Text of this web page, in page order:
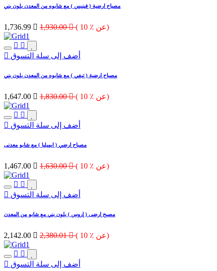
مصباح ارضية ( فينيس ) مع شابوه من المعدن بلون بني
1,736.99  1,930.00 ( 10 ٪ عن)
أضف إلى سلة التسوق
مصباح ارضية ( تيفي ) مع شابوه من المعدن بلون بني
1,647.00  1,830.00 ( 10 ٪ عن)
أضف إلى سلة التسوق
مصباح ارضي ( ايميليا ) مع شابو معدنى
1,467.00  1,630.00 ( 10 ٪ عن)
أضف إلى سلة التسوق
مصبح ارضى ( إروس ) بلون بني مع شابو من المعدن
2,142.00  2,380.01 ( 10 ٪ عن)
أضف إلى سلة التسوق